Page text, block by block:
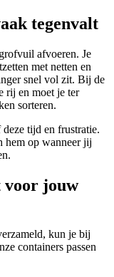
tegenvalt
afvoeren. Je
met netten en
snel vol zit. Bij de
rij en moet je ter
sorteren.
tijd en frustratie.
hem op wanneer jij
voor jouw
kun je bij
containers passen